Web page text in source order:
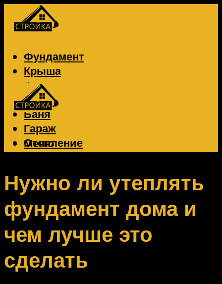
Фундамент
Крыша
Фасад
Забор
Баня
Гараж
Отопление
Вентиляция
Меню
Меню
Нужно ли утеплять
фундамент дома и
чем лучше это
сделать